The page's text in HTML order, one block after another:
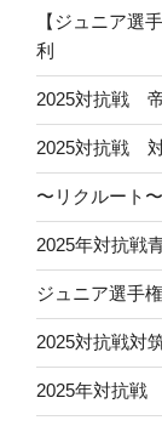
【ジュニア選
利
2025対抗戦
2025対抗戦
〜リクルート
2025年対抗戦
ジュニア選手
2025対抗戦対
2025年対抗戦